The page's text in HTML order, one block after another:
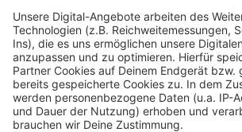
Anzeige
Die Single "WAVE"
Anzeige